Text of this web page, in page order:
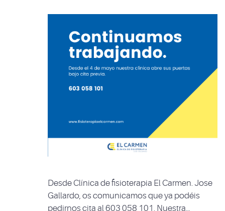
Desde Clínica de fisioterapia El Carmen. Jose
Gallardo, os comunicamos que ya podéis
pedirnos cita al 603 058 101. Nuestra…